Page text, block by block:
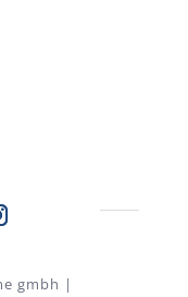
gmbh |